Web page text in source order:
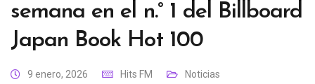
semana en el n.° 1 del Billboard
Japan Book Hot 100
9 enero, 2026 Hits FM Noticias